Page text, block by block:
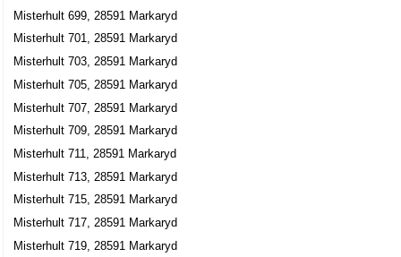
Misterhult 699, 28591 Markaryd
Misterhult 701, 28591 Markaryd
Misterhult 703, 28591 Markaryd
Misterhult 705, 28591 Markaryd
Misterhult 707, 28591 Markaryd
Misterhult 709, 28591 Markaryd
Misterhult 711, 28591 Markaryd
Misterhult 713, 28591 Markaryd
Misterhult 715, 28591 Markaryd
Misterhult 717, 28591 Markaryd
Misterhult 719, 28591 Markaryd